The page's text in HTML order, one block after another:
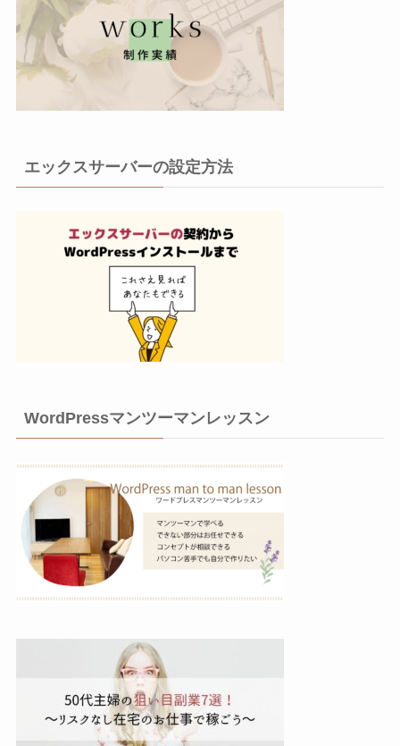
エックスサーバーの設定方法
WordPressマンツーマンレッスン